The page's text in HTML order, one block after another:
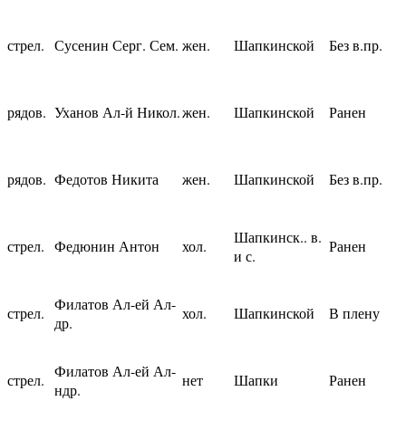
стрел. Сусенин Серг. Сем. жен. Шапкинской Без в.пр.
рядов. Уханов Ал-й Никол.жен. Шапкинской Ранен
рядов. Федотов Никита жен. Шапкинской Без в.пр.
стрел. Федюнин Антон хол.
Шапкинск.. в.
и с.
Ранен
стрел. Филатов Ал-ей Ал-
др.
хол. Шапкинской В плену
стрел. Филатов Ал-ей Ал-
ндр.
нет Шапки Ранен